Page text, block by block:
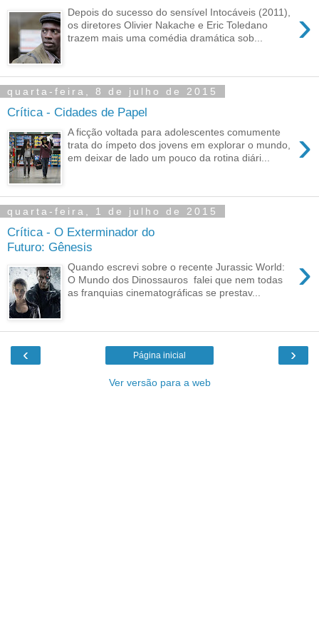
›
Depois do sucesso do sensível Intocáveis (2011),
os diretores Olivier Nakache e Eric Toledano
trazem mais uma comédia dramática sob...
quarta-feira, 8 de julho de 2015
Crítica - Cidades de Papel
›
A ficção voltada para adolescentes comumente
trata do ímpeto dos jovens em explorar o mundo,
em deixar de lado um pouco da rotina diári...
quarta-feira, 1 de julho de 2015
Crítica - O Exterminador do
Futuro: Gênesis
›
Quando escrevi sobre o recente Jurassic World:
O Mundo dos Dinossauros falei que nem todas
as franquias cinematográficas se prestav...
‹ ›
Página inicial
Ver versão para a web